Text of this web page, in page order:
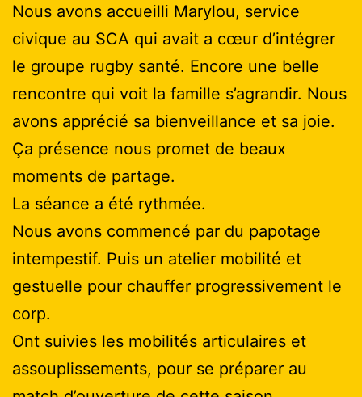
Nous avons accueilli Marylou, service
civique au SCA qui avait a cœur d’intégrer
le groupe rugby santé. Encore une belle
rencontre qui voit la famille s’agrandir. Nous
avons apprécié sa bienveillance et sa joie.
Ça présence nous promet de beaux
moments de partage.
La séance a été rythmée.
Nous avons commencé par du papotage
intempestif. Puis un atelier mobilité et
gestuelle pour chauffer progressivement le
corp.
Ont suivies les mobilités articulaires et
assouplissements, pour se préparer au